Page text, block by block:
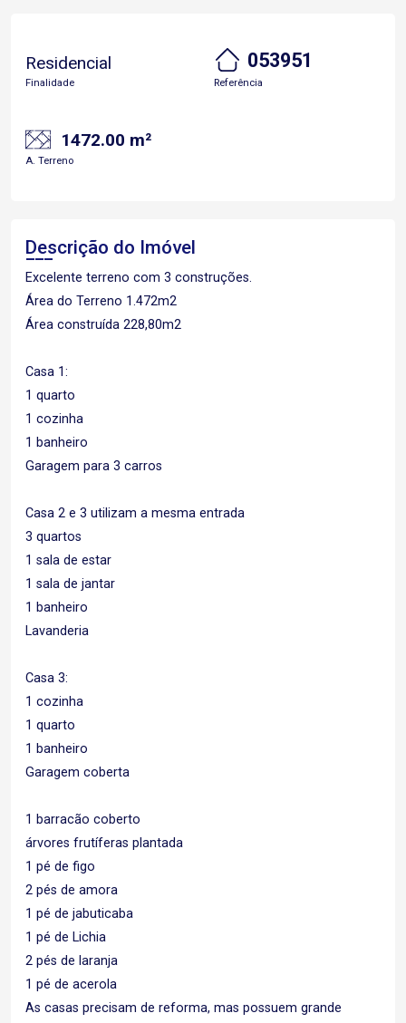
Residencial
Finalidade
053951
Referência
1472.00 m²
A. Terreno
Descrição do Imóvel
Excelente terreno com 3 construções.
Área do Terreno 1.472m2
Área construída 228,80m2
Casa 1:
1 quarto
1 cozinha
1 banheiro
Garagem para 3 carros
Casa 2 e 3 utilizam a mesma entrada
3 quartos
1 sala de estar
1 sala de jantar
1 banheiro
Lavanderia
Casa 3:
1 cozinha
1 quarto
1 banheiro
Garagem coberta
1 barracão coberto
árvores frutíferas plantada
1 pé de figo
2 pés de amora
1 pé de jabuticaba
1 pé de Lichia
2 pés de laranja
1 pé de acerola
As casas precisam de reforma, mas possuem grande